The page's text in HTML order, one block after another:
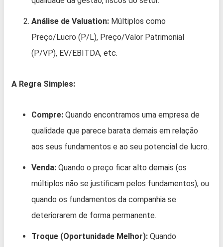
Análise de Valuation: Múltiplos como
Preço/Lucro (P/L), Preço/Valor Patrimonial
(P/VP), EV/EBITDA, etc.
A Regra Simples:
Compre: Quando encontramos uma empresa de
qualidade que parece barata demais em relação
aos seus fundamentos e ao seu potencial de lucro.
Venda: Quando o preço ficar alto demais (os
múltiplos não se justificam pelos fundamentos), ou
quando os fundamentos da companhia se
deteriorarem de forma permanente.
Troque (Oportunidade Melhor): Quando